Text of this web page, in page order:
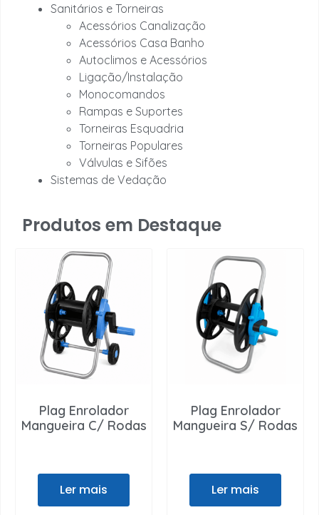
Sanitários e Torneiras
Acessórios Canalização
Acessórios Casa Banho
Autoclimos e Acessórios
Ligação/Instalação
Monocomandos
Rampas e Suportes
Torneiras Esquadria
Torneiras Populares
Válvulas e Sifões
Sistemas de Vedação
Produtos em Destaque
Plag Enrolador
Mangueira C/ Rodas
Ler mais
Plag Enrolador
Mangueira S/ Rodas
Ler mais